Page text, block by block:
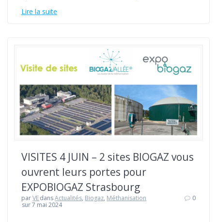
Lire la suite
VISITES 4 JUIN – 2 sites BIOGAZ vous
ouvrent leurs portes pour
EXPOBIOGAZ Strasbourg
parVEdansActualités, Biogaz, Méthanisation
sur 7 mai 2024
0